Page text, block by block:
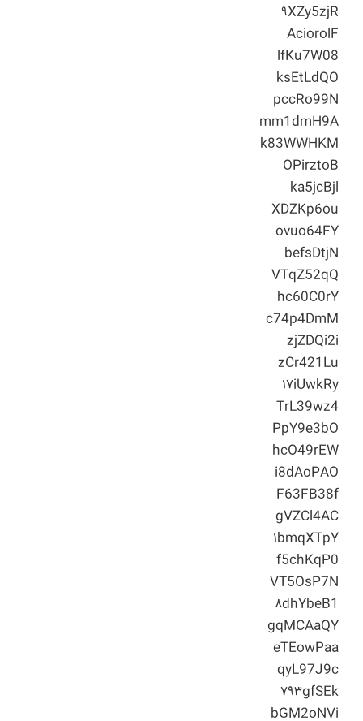
۹XZy5zjR
AciorolF
lfKu7W08
ksEtLdQO
pccRo99N
mm1dmH9A
k83WWHKM
OPirztoB
ka5jcBjl
XDZKp6ou
ovuo64FY
befsDtjN
VTqZ52qQ
hc60C0rY
c74p4DmM
zjZDQi2i
zCr421Lu
۱۷iUwkRy
TrL39wz4
PpY9e3bO
hcO49rEW
i8dAoPAO
F63FB38f
gVZCl4AC
۱bmqXTpY
f5chKqP0
VT5OsP7N
۸dhYbeB1
gqMCAaQY
eTEowPaa
qyL97J9c
۷۹۳gfSEk
bGM2oNVi